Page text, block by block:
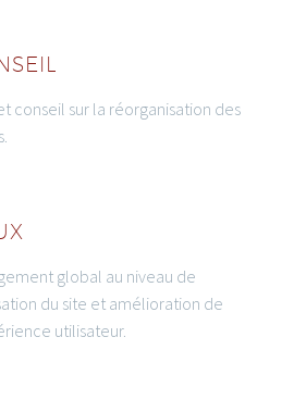
conseil sur la réorganisation des
global au niveau de
du site et amélioration de
utilisateur.